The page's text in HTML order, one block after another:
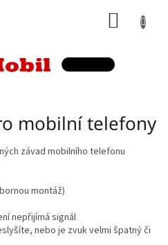
mobilní telefony
závad mobilního telefonu
montáž)
nepřijímá signál
nebo je zvuk velmi špatný či